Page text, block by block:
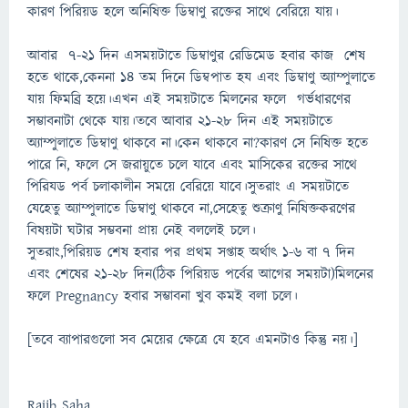
কারণ পিরিয়ড হলে অনিষিক্ত ডিম্বাণু রক্তের সাথে বেরিয়ে যায়।
আবার ৭-২১ দিন এসময়টাতে ডিম্বাণুর রেডিমেড হবার কাজ শেষ
হতে থাকে,কেননা ১৪ তম দিনে ডিম্বপাত হয এবং ডিম্বাণু অ্যাম্পুলাতে
যায় ফিমব্রি হয়ে।এখন এই সময়টাতে মিলনের ফলে গর্ভধারণের
সম্ভাবনাটা থেকে যায়।তবে আবার ২১-২৮ দিন এই সময়টাতে
অ্যাম্পুলাতে ডিম্বাণু থাকবে না।কেন থাকবে না?কারণ সে নিষিক্ত হতে
পারে নি, ফলে সে জরায়ুতে চলে যাবে এবং মাসিকের রক্তের সাথে
পিরিযড পর্ব চলাকালীন সময়ে বেরিয়ে যাবে।সুতরাং এ সময়টাতে
যেহেতু অ্যাম্পুলাতে ডিম্বাণু থাকবে না,সেহেতু শুক্রাণু নিষিক্তকরণের
বিষয়টা ঘটার সম্ভবনা প্রায় নেই বললেই চলে।
সুতরাং,পিরিয়ড শেষ হবার পর প্রথম সপ্তাহ অর্থাৎ ১-৬ বা ৭ দিন
এবং শেষের ২১-২৮ দিন(ঠিক পিরিয়ড পর্বের আগের সময়টা)মিলনের
ফলে Pregnancy হবার সম্ভাবনা খুব কমই বলা চলে।
[তবে ব্যাপারগুলো সব মেয়ের ক্ষেত্রে যে হবে এমনটাও কিন্তু নয়।]